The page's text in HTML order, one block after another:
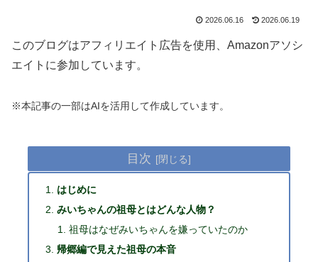
2026.06.16 2026.06.19
このブログはアフィリエイト広告を使用、Amazonアソシ
エイトに参加しています。
※本記事の一部はAIを活用して作成しています。
目次
はじめに
みいちゃんの祖母とはどんな人物？
祖母はなぜみいちゃんを嫌っていたのか
帰郷編で見えた祖母の本音